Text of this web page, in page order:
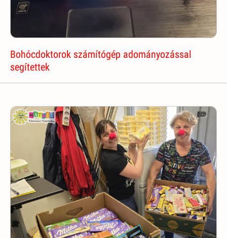
Bohócdoktorok számítógép adományozással
segítettek